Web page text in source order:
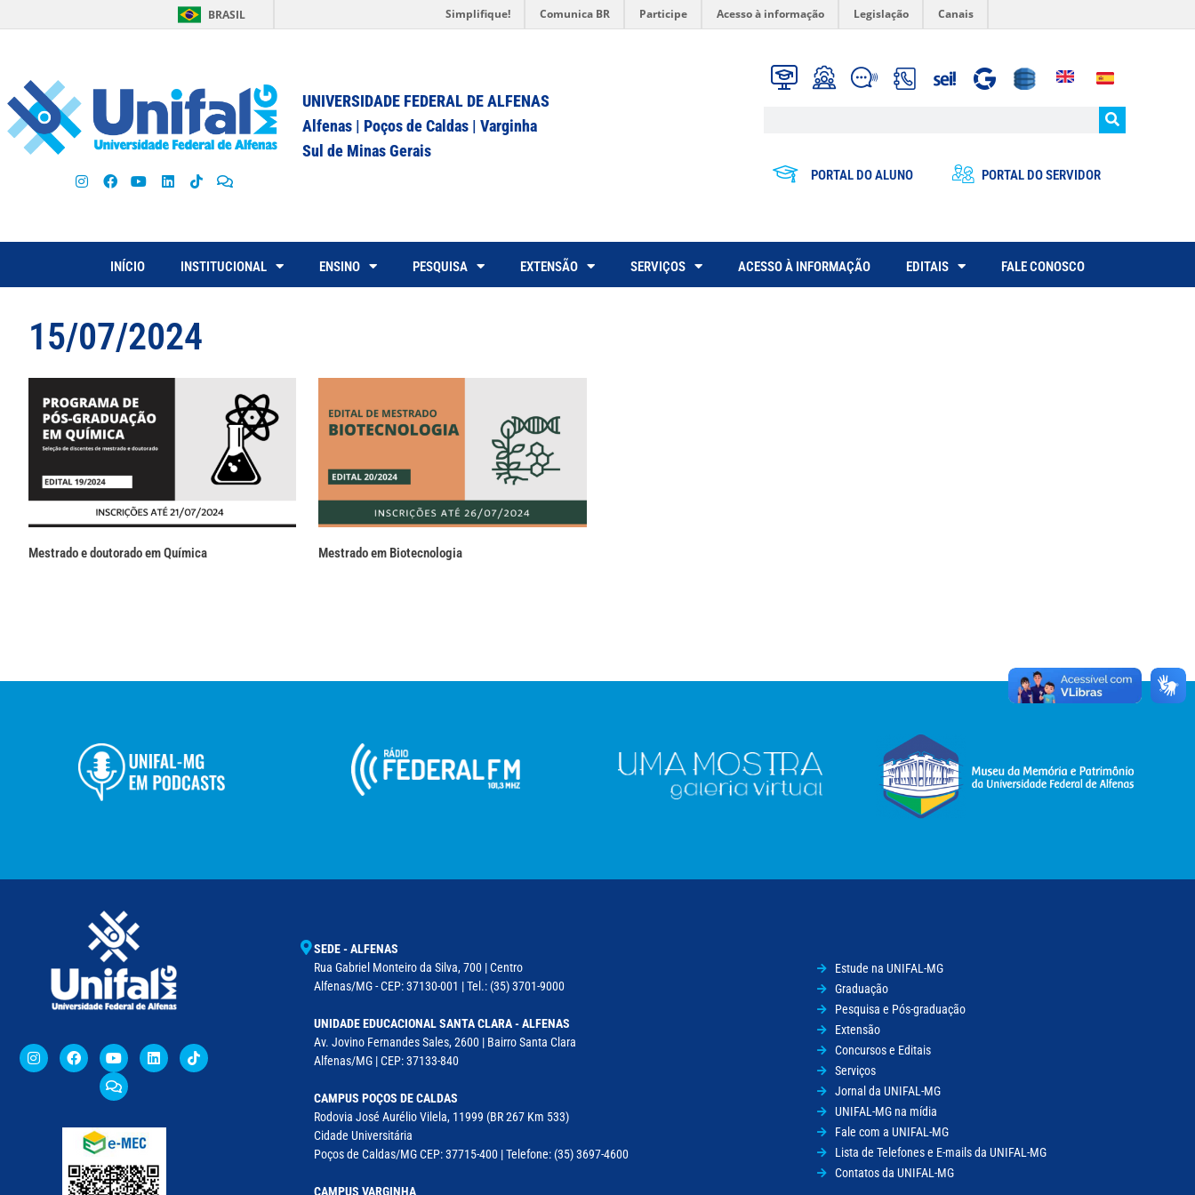
BRASIL Simplifique! Comunica BR Participe Acesso à informação Legislação Canais
UNIVERSIDADE FEDERAL DE ALFENAS
Alfenas | Poços de Caldas | Varginha
Sul de Minas Gerais
PORTAL DO ALUNO PORTAL DO SERVIDOR
INÍCIO INSTITUCIONAL ENSINO PESQUISA EXTENSÃO SERVIÇOS ACESSO À INFORMAÇÃO EDITAIS FALE CONOSCO
15/07/2024
Mestrado e doutorado em Química Mestrado em Biotecnologia
SEDE - ALFENAS
Rua Gabriel Monteiro da Silva, 700 | Centro
Alfenas/MG - CEP: 37130-001 | Tel.: (35) 3701-9000
UNIDADE EDUCACIONAL SANTA CLARA - ALFENAS
Av. Jovino Fernandes Sales, 2600 | Bairro Santa Clara
Alfenas/MG | CEP: 37133-840
CAMPUS POÇOS DE CALDAS
Rodovia José Aurélio Vilela, 11999 (BR 267 Km 533)
Cidade Universitária
Poços de Caldas/MG CEP: 37715-400 | Telefone: (35) 3697-4600
CAMPUS VARGINHA
Estude na UNIFAL-MG
Graduação
Pesquisa e Pós-graduação
Extensão
Concursos e Editais
Serviços
Jornal da UNIFAL-MG
UNIFAL-MG na mídia
Fale com a UNIFAL-MG
Lista de Telefones e E-mails da UNIFAL-MG
Contatos da UNIFAL-MG